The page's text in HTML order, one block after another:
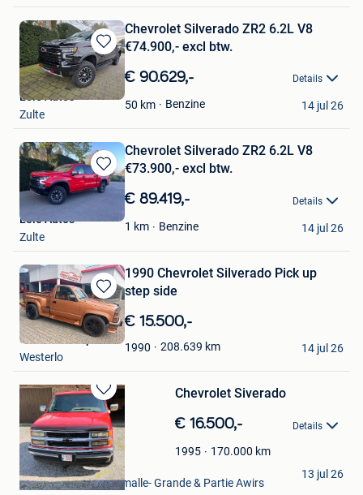
Bewaren
in
Mijn
Favorieten
Chevrolet Silverado ZR2 6.2L V8
€74.900,- excl btw.
€ 90.629,- Details
50 km Benzine
Leie Auto's
Zulte
14 jul 26
Bewaren
in
Favorieten
Chevrolet Silverado ZR2 6.2L V8
€73.900,- excl btw.
€ 89.419,- Details
1 km Benzine
Leie Auto's
Zulte
14 jul 26
Bewaren
in
Mijn
Favorieten
1990 Chevrolet Silverado Pick up
step side
€ 15.500,-
1990 208.639 km
California Import
Westerlo
14 jul 26
Bewaren
in
Mijn
Favorieten
Chevrolet Siverado
€ 16.500,- Details
1995 170.000 km
michel Pleic
Flemalle-Haute & Flemalle- Grande & Partie Awirs
13 jul 26